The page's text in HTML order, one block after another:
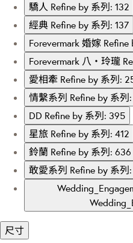
驕人 Refine by 系列: 132
經典 Refine by 系列: 137
Forevermark 婚嫁 Refine
Forevermark 八‧玲瓏
愛相牽 Refine by 系列:
情繫系列 Refine by 系列
DD Refine by 系列: 395
星旅 Refine by 系列: 412
鈴蘭 Refine by 系列: 636
敢愛系列 Refine by 系列
尺寸